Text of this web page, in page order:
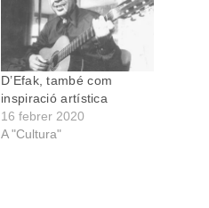
D’Efak, també com
inspiració artística
16 febrer 2020
A "Cultura"